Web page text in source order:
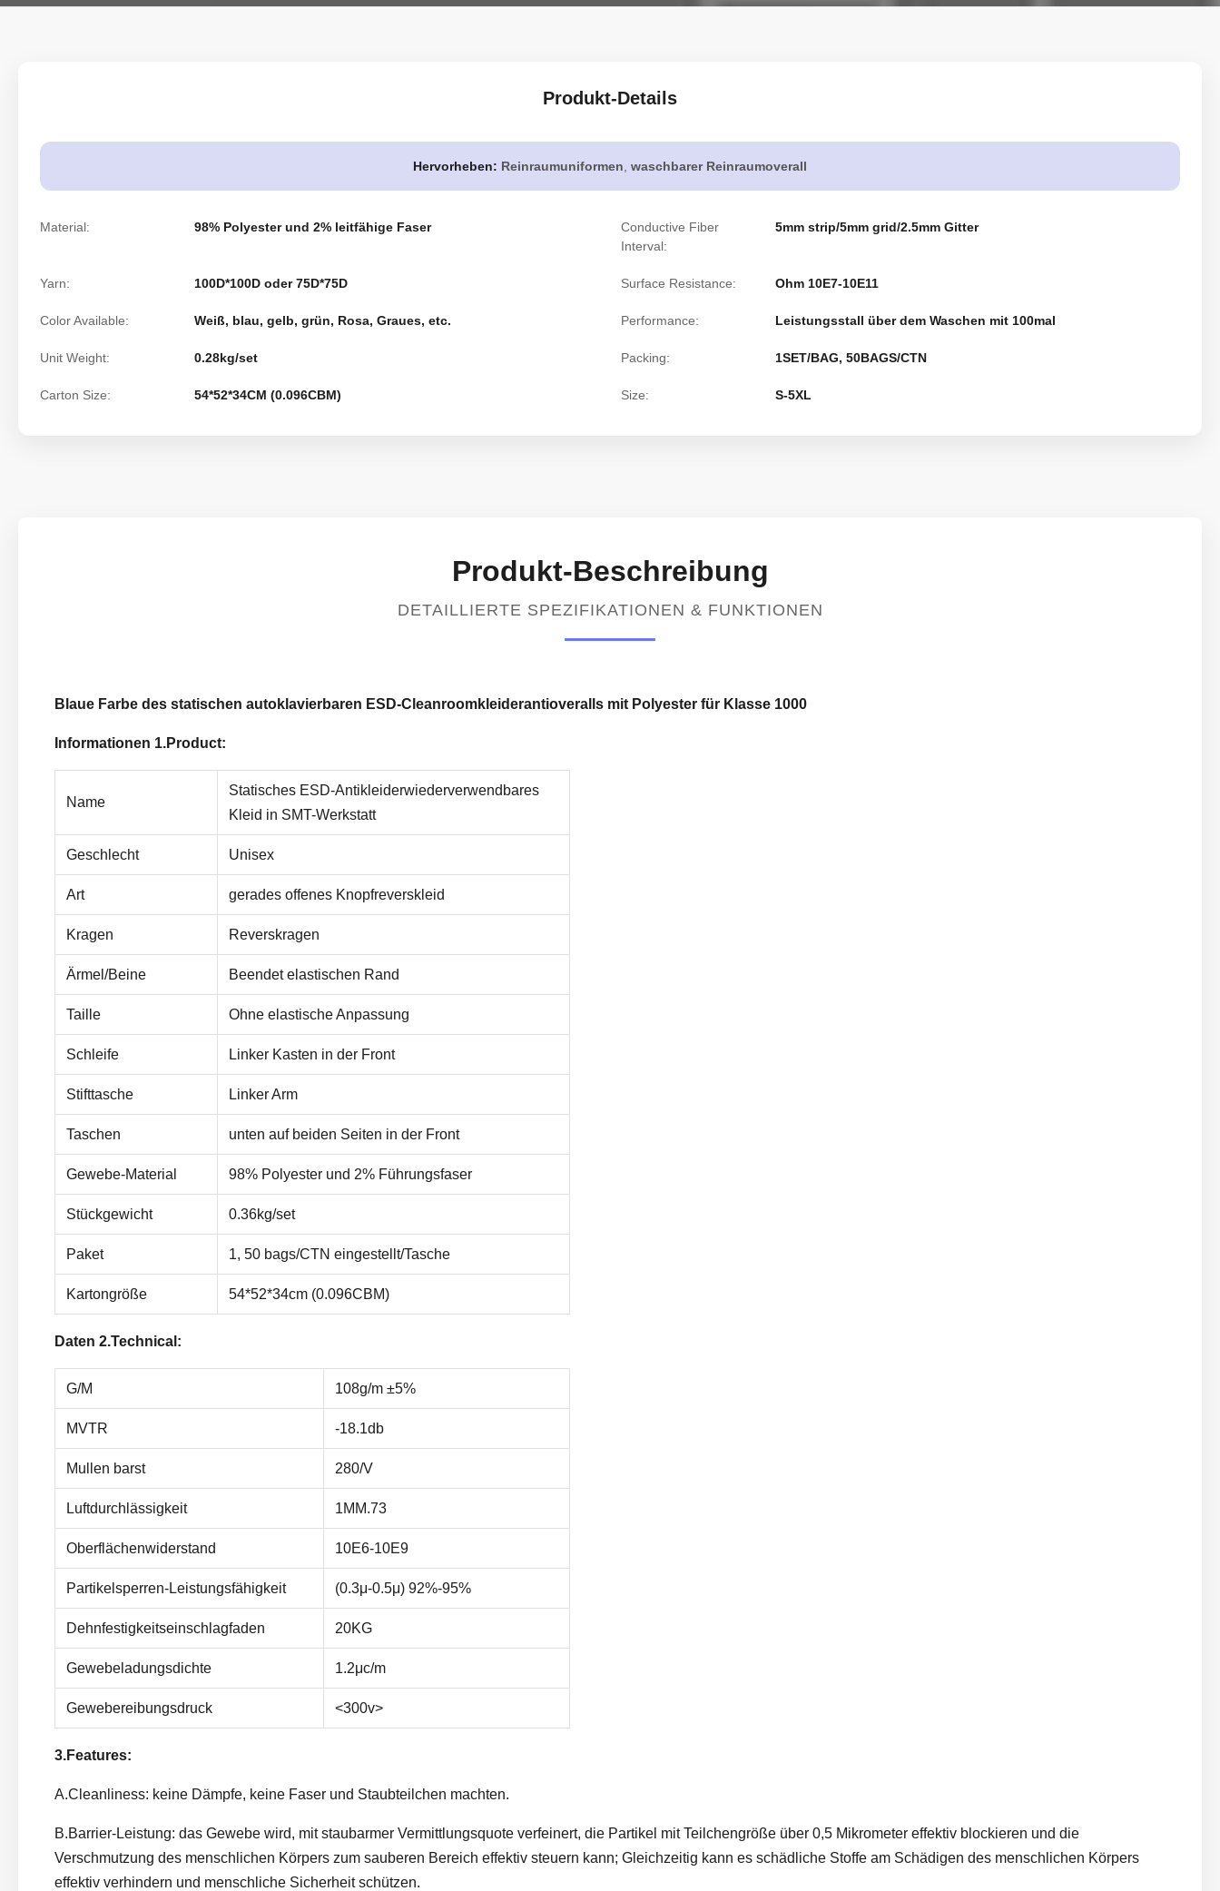
Produkt-Details
Hervorheben: Reinraumuniformen waschbarer Reinraumoverall
Material: 98% Polyester und 2% leitfähige Faser
Conductive Fiber
Interval:
5mm strip/5mm grid/2.5mm Gitter
Yarn: 100D*100D oder 75D*75D Surface Resistance: Ohm 10E7-10E11
Color Available: Weiß, blau, gelb, grün, Rosa, Graues, etc. Performance: Leistungsstall über dem Waschen mit 100mal
Unit Weight: 0.28kg/set Packing: 1SET/BAG, 50BAGS/CTN
Carton Size: 54*52*34CM (0.096CBM) Size: S-5XL
Produkt-Beschreibung
DETAILLIERTE SPEZIFIKATIONEN & FUNKTIONEN
Blaue Farbe des statischen autoklavierbaren ESD-Cleanroomkleiderantioveralls mit Polyester für Klasse 1000
Informationen 1.Product:
Name
Statisches ESD-Antikleiderwiederverwendbares
Kleid in SMT-Werkstatt
Geschlecht Unisex
Art gerades offenes Knopfreverskleid
Kragen Reverskragen
Ärmel/Beine Beendet elastischen Rand
Taille Ohne elastische Anpassung
Schleife Linker Kasten in der Front
Stifttasche Linker Arm
Taschen unten auf beiden Seiten in der Front
Gewebe-Material 98% Polyester und 2% Führungsfaser
Stückgewicht 0.36kg/set
Paket 1, 50 bags/CTN eingestellt/Tasche
Kartongröße 54*52*34cm (0.096CBM)
Daten 2.Technical:
G/M 108g/m ±5%
MVTR -18.1db
Mullen barst 280/V
Luftdurchlässigkeit 1MM.73
Oberflächenwiderstand 10E6-10E9
Partikelsperren-Leistungsfähigkeit (0.3μ-0.5μ) 92%-95%
Dehnfestigkeitseinschlagfaden 20KG
Gewebeladungsdichte 1.2μc/m
Gewebereibungsdruck <300v>
3.Features:
A.Cleanliness: keine Dämpfe, keine Faser und Staubteilchen machten.
B.Barrier-Leistung: das Gewebe wird, mit staubarmer Vermittlungsquote verfeinert, die Partikel mit Teilchengröße über 0,5 Mikrometer effektiv blockieren und die
Verschmutzung des menschlichen Körpers zum sauberen Bereich effektiv steuern kann; Gleichzeitig kann es schädliche Stoffe am Schädigen des menschlichen Körpers
effektiv verhindern und menschliche Sicherheit schützen.